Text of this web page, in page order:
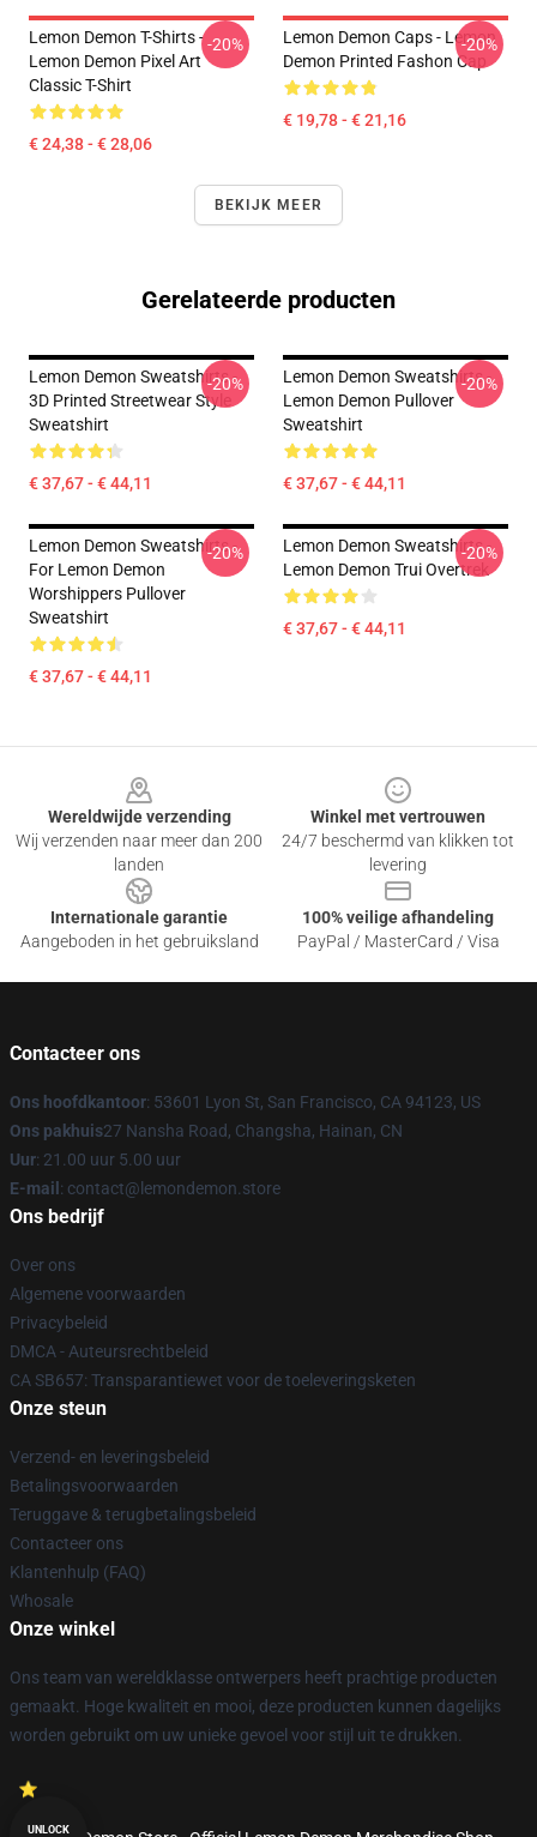
Lemon Demon T-Shirts -
Lemon Demon Pixel Art
Classic T-Shirt
€ 24,38 - € 28,06
-20%
Lemon Demon Caps - Lemon
Demon Printed Fashon Cap
€ 19,78 - € 21,16
-20%
BEKIJK MEER
Gerelateerde producten
Lemon Demon Sweatshirts -
3D Printed Streetwear Style
Sweatshirt
€ 37,67 - € 44,11
-20%
Lemon Demon Sweatshirts -
Lemon Demon Pullover
Sweatshirt
€ 37,67 - € 44,11
-20%
Lemon Demon Sweatshirts -
For Lemon Demon
Worshippers Pullover
Sweatshirt
€ 37,67 - € 44,11
-20%
Lemon Demon Sweatshirts -
Lemon Demon Trui Overtrek
€ 37,67 - € 44,11
-20%
Wereldwijde verzending
Wij verzenden naar meer dan 200
landen
Winkel met vertrouwen
24/7 beschermd van klikken tot
levering
Internationale garantie
Aangeboden in het gebruiksland
100% veilige afhandeling
PayPal / MasterCard / Visa
Contacteer ons
Ons hoofdkantoor: 53601 Lyon St, San Francisco, CA 94123, US
Ons pakhuis27 Nansha Road, Changsha, Hainan, CN
Uur: 21.00 uur 5.00 uur
E-mail : contact@lemondemon.store
Ons bedrijf
Over ons
Algemene voorwaarden
Privacybeleid
DMCA - Auteursrechtbeleid
CA SB657: Transparantiewet voor de toeleveringsketen
Onze steun
Verzend- en leveringsbeleid
Betalingsvoorwaarden
Teruggave & terugbetalingsbeleid
Contacteer ons
Klantenhulp (FAQ)
Whosale
Onze winkel
Ons team van wereldklasse ontwerpers heeft prachtige producten
gemaakt. Hoge kwaliteit en mooi, deze producten kunnen dagelijks
worden gebruikt om uw unieke gevoel voor stijl uit te drukken.
UNLOCK